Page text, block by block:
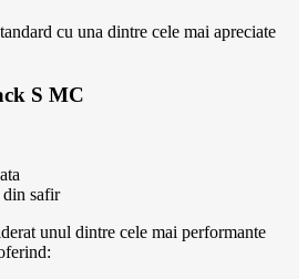
cu una dintre cele mai apreciate
S MC
safir
unul dintre cele mai performante